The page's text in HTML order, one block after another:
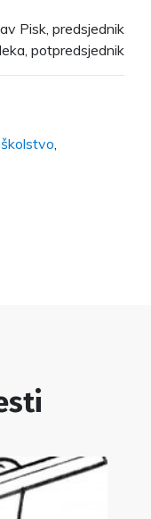
Pisk, predsjednik
potpredsjednik
,